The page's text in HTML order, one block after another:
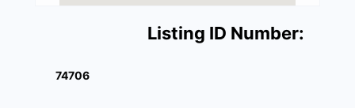
Listing ID Number:
74706